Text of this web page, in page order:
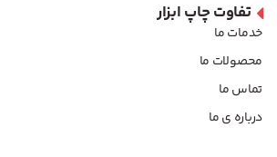
تفاوت چاپ ابزار
خدمات ما
محصولات ما
تماس ما
درباره ی ما